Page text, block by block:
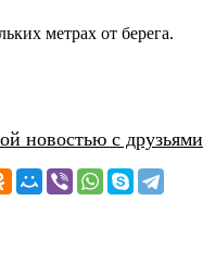
метрах от берега.
новостью с друзьями